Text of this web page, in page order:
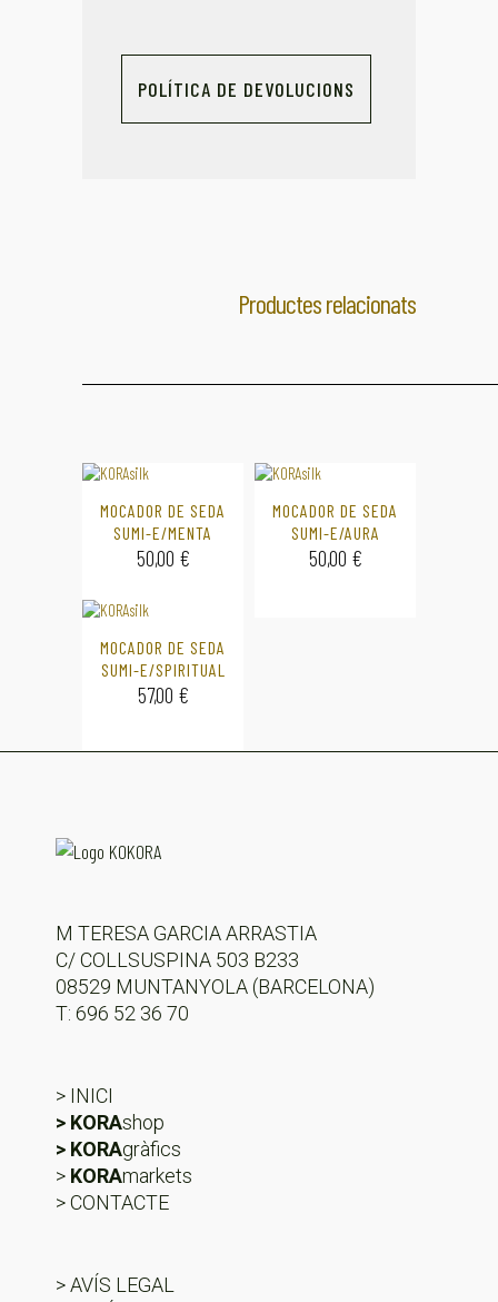
POLÍTICA DE DEVOLUCIONS
Productes relacionats
MOCADOR DE SEDA
SUMI-E/MENTA
50,00 €
MOCADOR DE SEDA
SUMI-E/AURA
50,00 €
MOCADOR DE SEDA
SUMI-E/SPIRITUAL
57,00 €
M TERESA GARCIA ARRASTIA
C/ COLLSUSPINA 503 B233
08529 MUNTANYOLA (BARCELONA)
T: 696 52 36 70
> INICI
> KORAshop
> KORAgràfics
> KORAmarkets
> CONTACTE
> AVÍS LEGAL